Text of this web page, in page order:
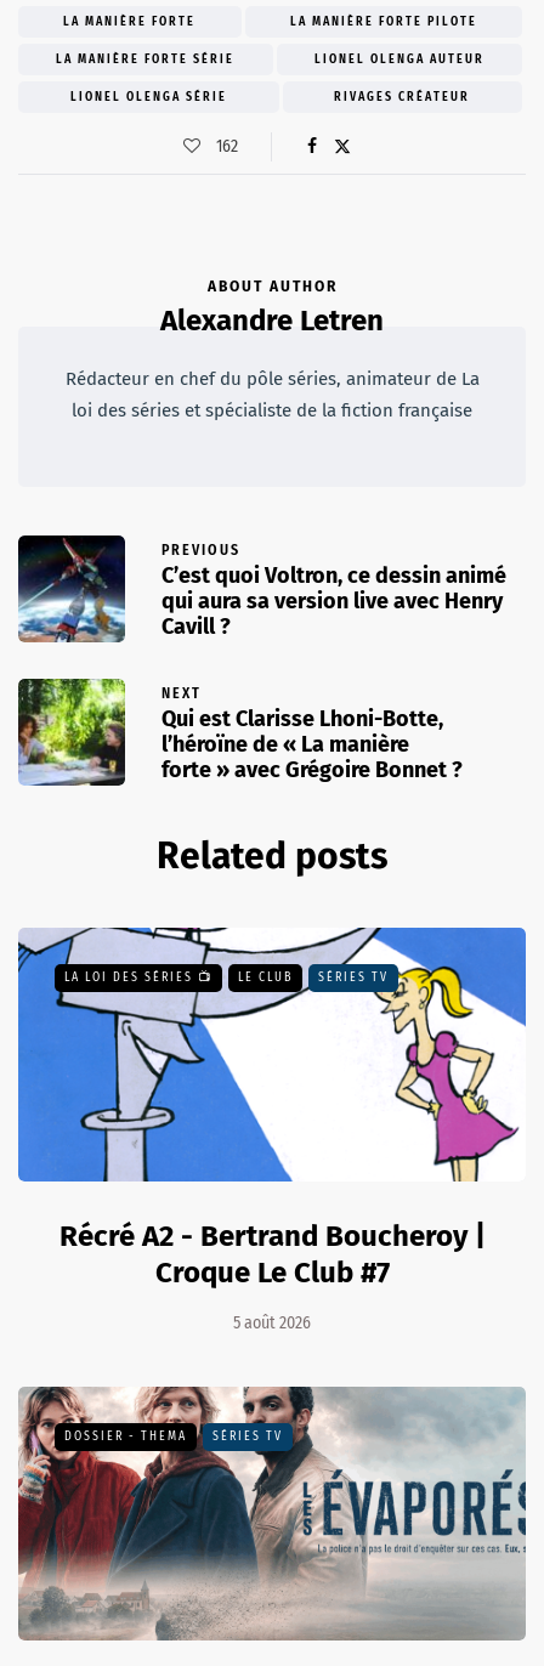
LA MANIÈRE FORTE LA MANIÈRE FORTE PILOTE
LA MANIÈRE FORTE SÉRIE LIONEL OLENGA AUTEUR
LIONEL OLENGA SÉRIE RIVAGES CRÉATEUR
162
ABOUT AUTHOR
Alexandre Letren
Rédacteur en chef du pôle séries, animateur de La
loi des séries et spécialiste de la fiction française
PREVIOUS
C’est quoi Voltron, ce dessin animé
qui aura sa version live avec Henry
Cavill ?
NEXT
Qui est Clarisse Lhoni-Botte,
l’héroïne de « La manière
forte » avec Grégoire Bonnet ?
Related posts
LA LOI DES SÉRIES 📺 LE CLUB SÉRIES TV
Récré A2 - Bertrand Boucheroy |
Croque Le Club #7
5 août 2026
DOSSIER - THEMA SÉRIES TV